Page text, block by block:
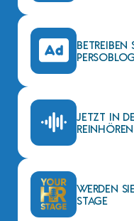
JETZT IN
REINHÖREN
WERDEN
STAGE